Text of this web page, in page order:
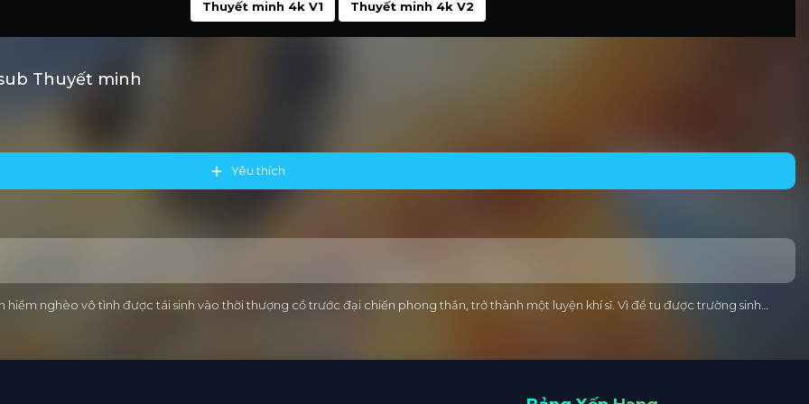
Thuyết minh 4k V1 Thuyết minh 4k V2
Thuyết minh
Yêu thích
hiểm nghèo vô tình được tái sinh vào thời thượng cổ trước đại chiến phong thần, trở thành một luyện khí sĩ. Vì để tu được trường sinh…